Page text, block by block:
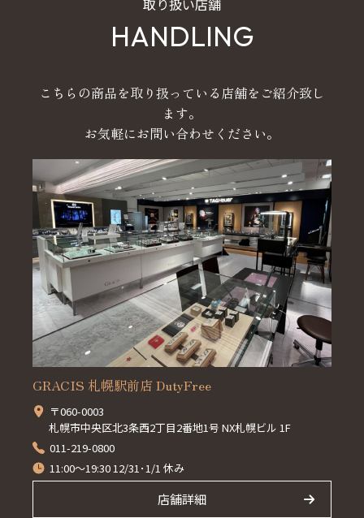
取り扱い店舗
HANDLING
こちらの商品を取り扱っている店舗をご紹介致し
ます。
お気軽にお問い合わせください。
GRACIS 札幌駅前店 DutyFree
〒060-0003
札幌市中央区北3条西2丁目2番地1号 NX札幌ビル 1F
011-219-0800
11:00～19:30 12/31･1/1 休み
店舗詳細